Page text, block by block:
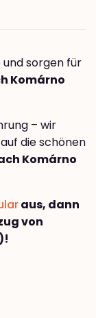
sorgen für
Komárno
– wir
die schönen
Komárno
aus, dann
von